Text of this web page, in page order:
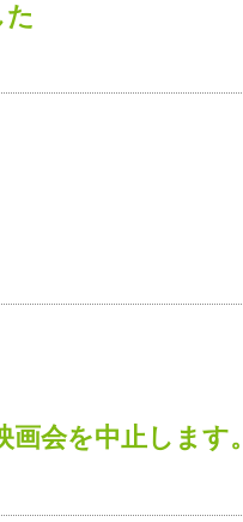
会を中止します。